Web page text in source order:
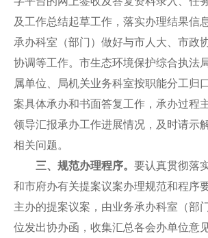
及工作总结起草工作，落实办理结果信
承办科室（部门）做好与市人大、市政
协调等工作。市生态环境保护综合执法
属单位、局机关业务科室按职能分工归
案具体承办和书面答复工作，承办过程
领导汇报承办工作进展情况，及时请示
相关问题。
三、规范办理程序。 要认真贯彻落
和市府办有关提案议案办理规范和程序要
主办的提案议案，由业务承办科室（部
位发出协办函，收集汇总各会办单位意